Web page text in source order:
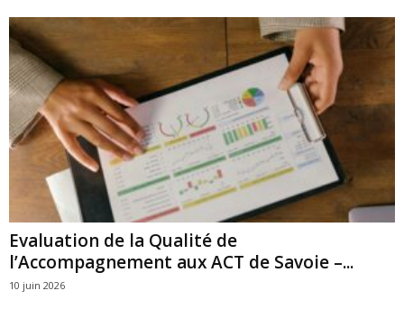
Evaluation de la Qualité de
l’Accompagnement aux ACT de Savoie –...
10 juin 2026